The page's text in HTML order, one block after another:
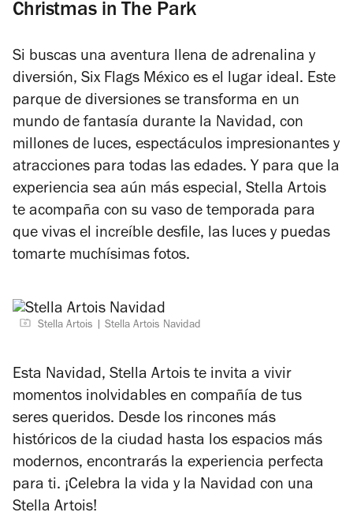
Christmas in The Park
Si buscas una aventura llena de adrenalina y
diversión, Six Flags México es el lugar ideal. Este
parque de diversiones se transforma en un
mundo de fantasía durante la Navidad, con
millones de luces, espectáculos impresionantes y
atracciones para todas las edades. Y para que la
experiencia sea aún más especial, Stella Artois
te acompaña con su vaso de temporada para
que vivas el increíble desfile, las luces y puedas
tomarte muchísimas fotos.
Stella Artois Stella Artois Navidad
Esta Navidad, Stella Artois te invita a vivir
momentos inolvidables en compañía de tus
seres queridos. Desde los rincones más
históricos de la ciudad hasta los espacios más
modernos, encontrarás la experiencia perfecta
para ti. ¡Celebra la vida y la Navidad con una
Stella Artois!